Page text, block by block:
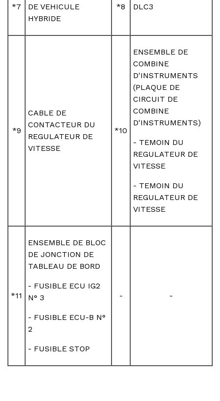
*7
DE VEHICULE
HYBRIDE
*8 DLC3
*9
CABLE DE
CONTACTEUR DU
REGULATEUR DE
VITESSE
*10
ENSEMBLE DE
COMBINE
D'INSTRUMENTS
(PLAQUE DE
CIRCUIT DE
COMBINE
D'INSTRUMENTS)
- TEMOIN DU
REGULATEUR DE
VITESSE
- TEMOIN DU
REGULATEUR DE
VITESSE
*11
ENSEMBLE DE BLOC
DE JONCTION DE
TABLEAU DE BORD
- FUSIBLE ECU IG2
N° 3
- FUSIBLE ECU-B N°
2
- FUSIBLE STOP
- -